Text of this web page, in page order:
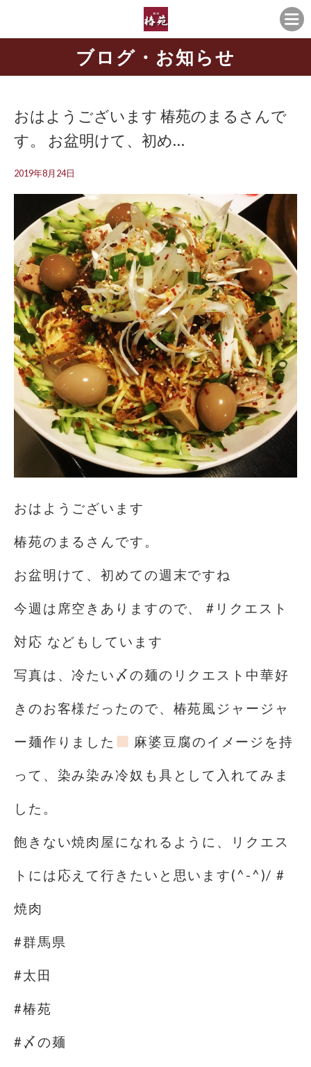
ブログ・お知らせ
おはようございます️ 椿苑のまるさんで
す。 お盆明けて、初め…
2019年8月24日
おはようございます️
椿苑のまるさんです。
お盆明けて、初めての週末ですね
今週は席空きありますので、 #リクエスト
対応 などもしています
写真は、冷たい〆の麺のリクエスト中華好
きのお客様だったので、椿苑風ジャージャ
ー麺作りました 麻婆豆腐のイメージを持
って、染み染み冷奴も具として入れてみま
した。
飽きない焼肉屋になれるように、リクエス
トには応えて行きたいと思います(^-^)/ #
焼肉
#群馬県
#太田
#椿苑
#〆の麺